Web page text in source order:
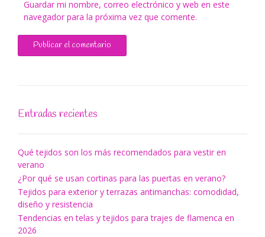
Guardar mi nombre, correo electrónico y web en este
navegador para la próxima vez que comente.
Entradas recientes
Qué tejidos son los más recomendados para vestir en
verano
¿Por qué se usan cortinas para las puertas en verano?
Tejidos para exterior y terrazas antimanchas: comodidad,
diseño y resistencia
Tendencias en telas y tejidos para trajes de flamenca en
2026